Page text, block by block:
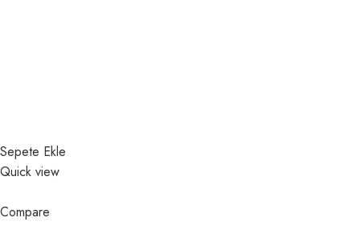
Sepete Ekle
Quick view
Compare